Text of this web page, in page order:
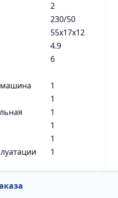
2
230/50
55х17х12
4.9
6
1
1
1
1
1
1